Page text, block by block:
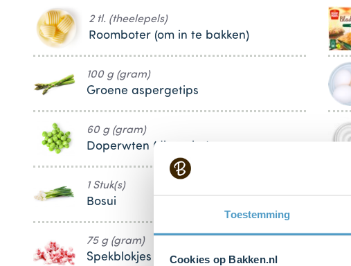
Toestemming
Cookies op Bakken.nl
2 tl. (theelepels)
Roomboter (om in te bakken)
100 g (gram)
Groene aspergetips
60 g (gram)
Doperwten (diepvries)
1 Stuk(s)
Bosui
75 g (gram)
Spekblokjes